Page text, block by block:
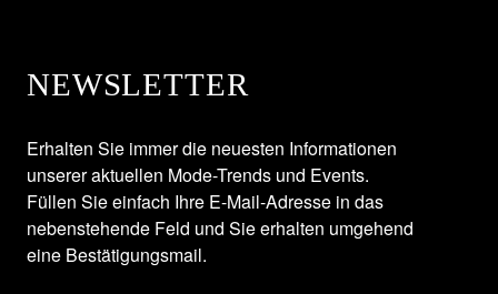
NEWSLETTER
Erhalten Sie immer die neuesten Informationen
unserer aktuellen Mode-Trends und Events.
Füllen Sie einfach Ihre E-Mail-Adresse in das
nebenstehende Feld und Sie erhalten umgehend
eine Bestätigungsmail.